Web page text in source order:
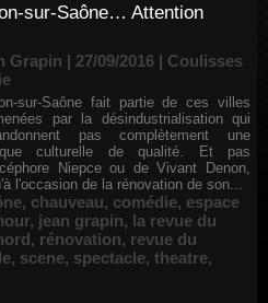
sur-Saône… Attention
Grapin | 27/09/2016 | Coulisses
sur-Saône fait partie de ces villes
par la désindustrialisation qui
pas complètement une
culturelle de qualité. Et pas
Niepce ou de Vivant Denon,
l'occasion de la rénovation de son...
, chauveau, comédie, espace
, jean grapin, la revue du
, rénovation, revue du
, scene, spectacle, theatre,